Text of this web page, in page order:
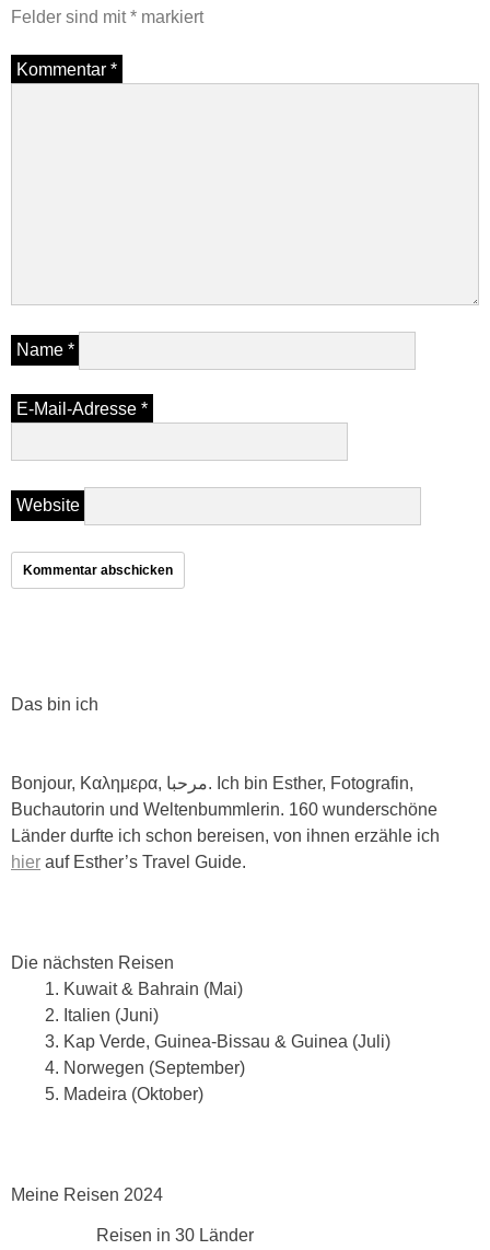
Felder sind mit* markiert
Kommentar *
Name *
E-Mail-Adresse *
Website
Das bin ich
Bonjour, Καλημερα, مرحبا. Ich bin Esther, Fotografin,
Buchautorin und Weltenbummlerin. 160 wunderschöne
Länder durfte ich schon bereisen, von ihnen erzähle ich
hier auf Esther’s Travel Guide.
Die nächsten Reisen
Kuwait & Bahrain (Mai)
Italien (Juni)
Kap Verde, Guinea-Bissau & Guinea (Juli)
Norwegen (September)
Madeira (Oktober)
Meine Reisen 2024
Reisen in 30 Länder